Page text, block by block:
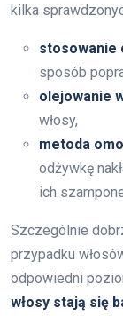
kilka
stosowanie
sposób
olejowanie
włosy,
metoda
odżywkę
ich
Szczególnie
przypadku
odpowiedni
włosy stają się